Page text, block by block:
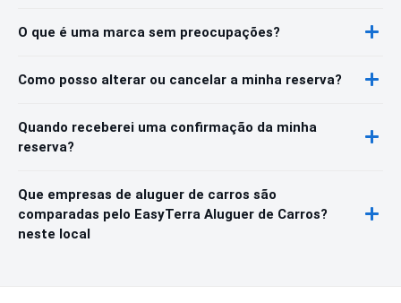
O que é uma marca sem preocupações?
Como posso alterar ou cancelar a minha reserva?
Quando receberei uma confirmação da minha
reserva?
Que empresas de aluguer de carros são
comparadas pelo EasyTerra Aluguer de Carros?
neste local